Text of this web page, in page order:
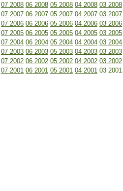
07 2008 06 2008 05 2008 04 2008 03 2008
07 2007 06 2007 05 2007 04 2007 03 2007
07 2006 06 2006 05 2006 04 2006 03 2006
07 2005 06 2005 05 2005 04 2005 03 2005
07 2004 06 2004 05 2004 04 2004 03 2004
07 2003 06 2003 05 2003 04 2003 03 2003
07 2002 06 2002 05 2002 04 2002 03 2002
07 2001 06 2001 05 2001 04 2001 03 2001